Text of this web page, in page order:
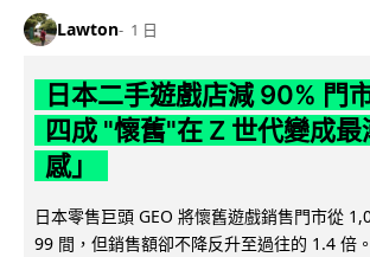
Lawton 1 日
日本二手遊戲店減 90% 門
四成 "懷舊"在 Z 世代變成最
感」
日本零售巨頭 GEO 將懷舊遊戲銷售門市從
99 間，但銷售額卻不降反升至過往的 1.4 倍